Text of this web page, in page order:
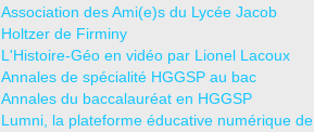
Association des Ami(e)s du Lycée Jacob
Holtzer de Firminy
L'Histoire-Géo en vidéo par Lionel Lacoux
Annales de spécialité HGGSP au bac
Annales du baccalauréat en HGGSP
Lumni, la plateforme éducative numérique de